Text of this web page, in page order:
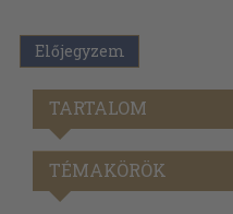
Előjegyzem
TARTALOM
TÉMAKÖRÖK